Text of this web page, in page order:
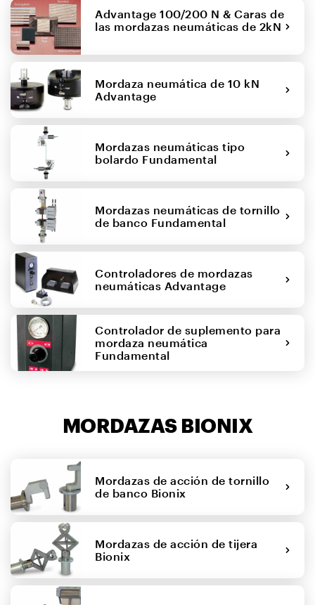
Advantage 100/200 N & Caras de
las mordazas neumáticas de 2kN
Mordaza neumática de 10 kN
Advantage
Mordazas neumáticas tipo
bolardo Fundamental
Mordazas neumáticas de tornillo
de banco Fundamental
Controladores de mordazas
neumáticas Advantage
Controlador de suplemento para
mordaza neumática
Fundamental
MORDAZAS BIONIX
Mordazas de acción de tornillo
de banco Bionix
Mordazas de acción de tijera
Bionix